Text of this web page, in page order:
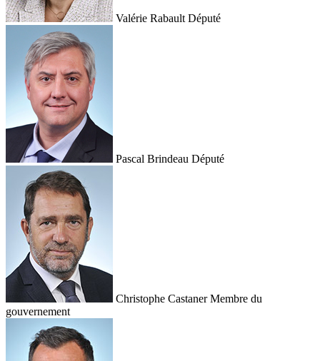
Valérie Rabault Député
Pascal Brindeau Député
Christophe Castaner Membre du
gouvernement